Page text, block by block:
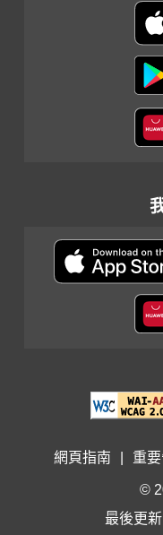
網頁指南 重
©
最後更